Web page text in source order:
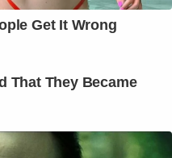
Get It Wrong
That They Became